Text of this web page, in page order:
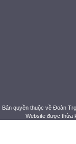
Bản quyền thuộc về Đoàn
Website được thừa